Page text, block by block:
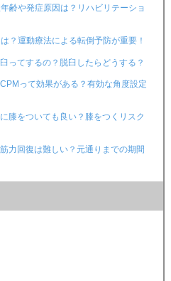
齢や発症原因は？リハビリテーショ
？運動療法による転倒予防が重要！
ってするの？脱臼したらどうする？
って効果がある？有効な角度設定
膝をついても良い？膝をつくリスク
力回復は難しい？元通りまでの期間